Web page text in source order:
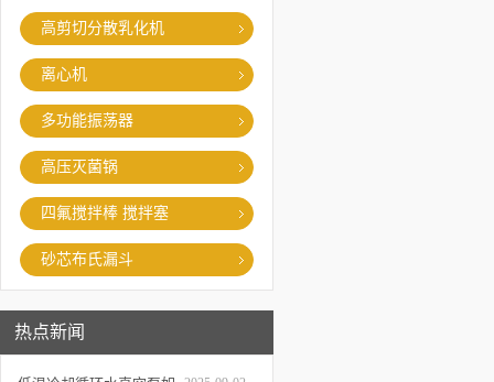
高剪切分散乳化机
离心机
多功能振荡器
高压灭菌锅
四氟搅拌棒 搅拌塞
砂芯布氏漏斗
热点新闻